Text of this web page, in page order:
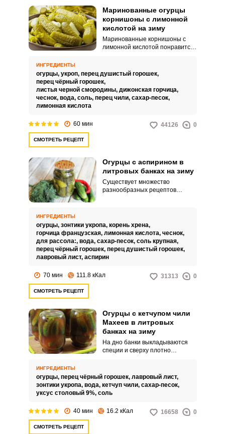
Маринованные огурцы
корнишоны с лимонной
кислотой на зиму
Маринованные корнишоны с
лимонной кислотой понравится
маринованные огурчики с
лимонной кислотой является
отличным вариантом для тех,
кто любит побаловать себя
благодаря лимонной кислоте
огурцы вкусные, хрустящие и ,в
ИНГРЕДИЕНТЫ
огурцы, укроп, перец душистый горошек,
перец чёрный горошек,
листья черной смородины, дижонская горчица,
чеснок, вода, соль, перец чили, сахар-песок,
лимонная кислота
60 мин 44126 0
СМОТРЕТЬ РЕЦЕПТ
Огурцы с аспирином в
литровых банках на зиму
Существует множество
разнообразных рецептов
аспирином в литровых банках.
ИНГРЕДИЕНТЫ
огурцы, зонтики укропа, корень хрена,
горчица французская, лимонная кислота, чеснок,
для рассола:, вода, сахар-песок, соль крупная,
перец чёрный горошек, перец душистый горошек,
лавровый лист, аспирин
70 мин 111.8 кКал 31313 0
СМОТРЕТЬ РЕЦЕПТ
Огурцы с кетчупом чили
Махеев в литровых
банках на зиму
На дно банки выкладываются
специи и сверху плотно
потом сливается.
ИНГРЕДИЕНТЫ
огурцы, перец чёрный горошек, лавровый лист,
зонтики укропа, вода, кетчуп чили, сахар-песок,
уксус столовый 9%, соль
40 мин 16.2 кКал 16658 0
СМОТРЕТЬ РЕЦЕПТ